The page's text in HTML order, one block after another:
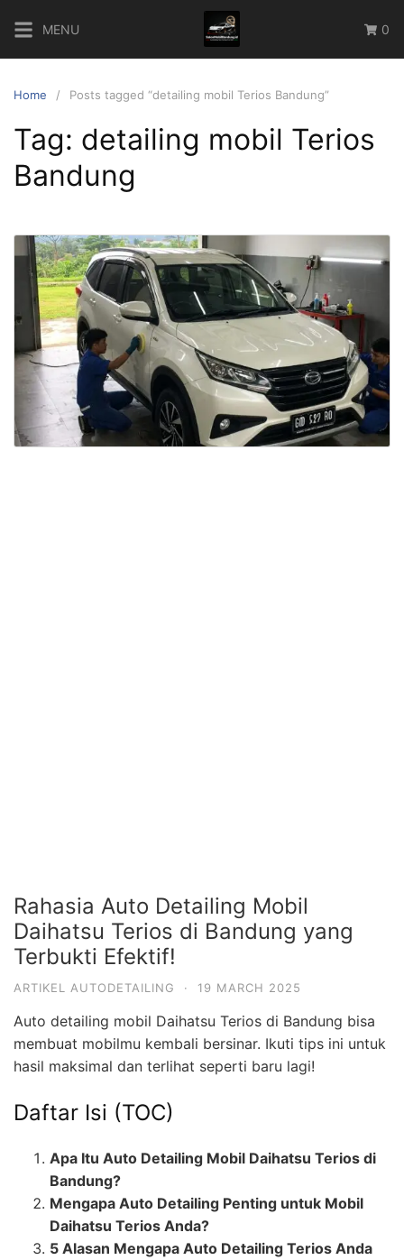
content
MENU 0
Home Posts tagged “detailing mobil Terios Bandung”
Tag: detailing mobil Terios
Bandung
Rahasia Auto Detailing Mobil
Daihatsu Terios di Bandung yang
Terbukti Efektif!
ARTIKEL AUTODETAILING · 19 MARCH 2025
Auto detailing mobil Daihatsu Terios di Bandung bisa
membuat mobilmu kembali bersinar. Ikuti tips ini untuk
hasil maksimal dan terlihat seperti baru lagi!
Daftar Isi (TOC)
Apa Itu Auto Detailing Mobil Daihatsu Terios di
Bandung?
Mengapa Auto Detailing Penting untuk Mobil
Daihatsu Terios Anda?
5 Alasan Mengapa Auto Detailing Terios Anda